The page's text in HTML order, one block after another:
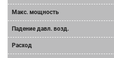
Mакс. мощность
Падение давл. возд.
Расход